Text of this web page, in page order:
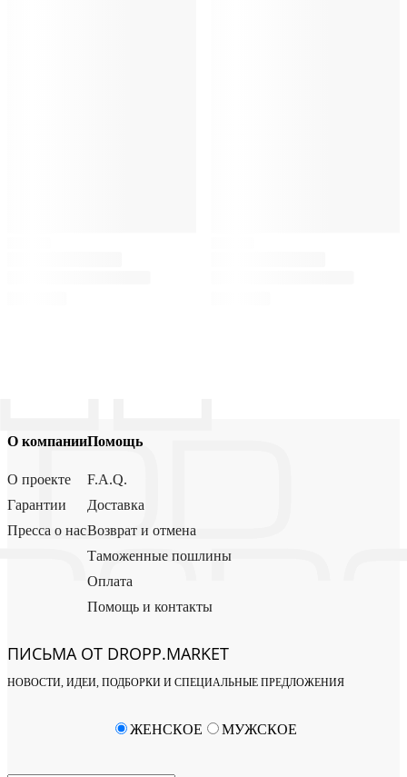
О компании
О проекте
Гарантии
Пресса о нас
Помощь
F.A.Q.
Доставка
Возврат и отмена
Таможенные пошлины
Оплата
Помощь и контакты
ПИСЬМА ОТ DROPP.MARKET
НОВОСТИ, ИДЕИ, ПОДБОРКИ И СПЕЦИАЛЬНЫЕ ПРЕДЛОЖЕНИЯ
ЖЕНСКОЕ МУЖСКОЕ